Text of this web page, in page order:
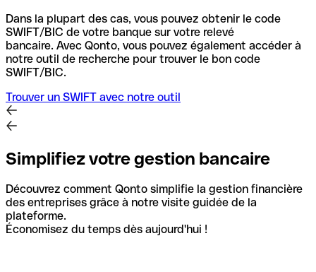
Dans la plupart des cas, vous pouvez obtenir le code
SWIFT/BIC de votre banque sur votre relevé
bancaire. Avec Qonto, vous pouvez également accéder à
notre outil de recherche pour trouver le bon code
SWIFT/BIC.
Trouver un SWIFT avec notre outil
Simplifiez votre gestion bancaire
Découvrez comment Qonto simplifie la gestion financière
des entreprises grâce à notre visite guidée de la
plateforme.
Économisez du temps dès aujourd'hui !